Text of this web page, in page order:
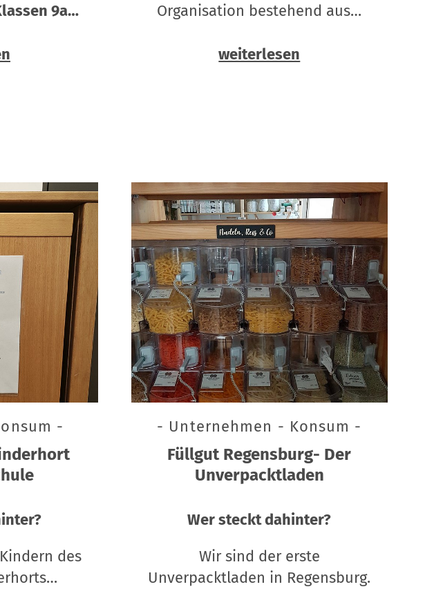
9a…
Organisation bestehend aus…
weiterlesen
-
des
- Unternehmen - Konsum -
Füllgut Regensburg- Der
Unverpacktladen
Wer steckt dahinter?
Wir sind der erste
Unverpacktladen in Regensburg.